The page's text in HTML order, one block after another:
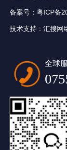
备案号： 粤ICP备
技术支持： 汇搜网
全球